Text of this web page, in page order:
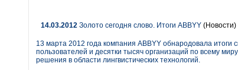
14.03.2012 Золото сегодня слово. Итоги ABBYY (Новости)
13 марта 2012 года компания ABBYY обнародовала
пользователей и десятки тысяч организаций по всему
решения в области лингвистических технологий.